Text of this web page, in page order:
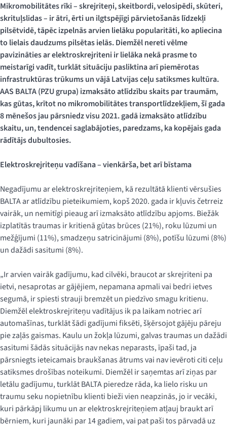
Mikromobilitātes rīki – skrejriteņi, skeitbordi, velosipēdi, skūteri,
skrituļslidas – ir ātri, ērti un ilgtspējīgi pārvietošanās līdzekļi
pilsētvidē, tāpēc izpelnās arvien lielāku popularitāti, ko apliecina
to lielais daudzums pilsētas ielās. Diemžēl nereti vēlme
pavizināties ar elektroskrejriteni ir lielāka nekā prasme to
meistarīgi vadīt, turklāt situāciju pasliktina arī piemērotas
infrastruktūras trūkums un vājā Latvijas ceļu satiksmes kultūra.
AAS BALTA (PZU grupa) izmaksāto atlīdzību skaits par traumām,
kas gūtas, krītot no mikromobilitātes transportlīdzekļiem,šī gada
8 mēnešos jau pārsniedz visu 2021. gadā izmaksāto atlīdzību
skaitu, un, tendencei saglabājoties, paredzams, ka kopējais gada
rādītājs dubultosies.
Elektroskrejriteņu vadīšana – vienkārša, bet arī bīstama
Negadījumu ar elektroskrejriteņiem, kā rezultātā klienti vērsušies
BALTA ar atlīdzību pieteikumiem, kopš 2020. gada ir kļuvis četrreiz
vairāk, un nemitīgi pieaug arī izmaksāto atlīdzību apjoms. Biežāk
izplatītās traumas ir kritienā gūtas brūces (21%), roku lūzumi un
mežģījumi (11%), smadzeņu satricinājumi (8%), potīšu lūzumi (8%)
un dažādi sasitumi (8%).
„Ir arvien vairāk gadījumu, kad cilvēki, braucot ar skrejriteni pa
ietvi, nesaprotas ar gājējiem, nepamana apmali vai bedri ietves
segumā, ir spiesti strauji bremzēt un piedzīvo smagu kritienu.
Diemžēl elektroskrejriteņu vadītājus ik pa laikam notriec arī
automašīnas, turklāt šādi gadījumi fiksēti, šķērsojot gājēju pāreju
pie zaļās gaismas. Kaulu un žokļa lūzumi, galvas traumas un dažādi
sasitumi šādās situācijās nav nekas neparasts, īpaši tad, ja
pārsniegts ieteicamais braukšanas ātrums vai nav ievēroti citi ceļu
satiksmes drošības noteikumi. Diemžēl ir saņemtas arī ziņas par
letālu gadījumu, turklāt BALTA pieredze rāda, ka lielo risku un
traumu seku nopietnību klienti bieži vien neapzinās, jo ir vecāki,
kuri pārkāpj likumu un ar elektroskrejriteņiem atļauj braukt arī
bērniem, kuri jaunāki par 14 gadiem, vai pat paši tos pārvadā uz